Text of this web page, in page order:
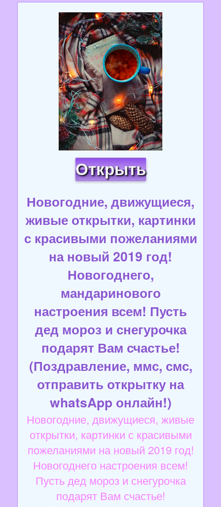
Открыть
Новогодние, движущиеся,
живые открытки, картинки
с красивыми пожеланиями
на новый 2019 год!
Новогоднего,
мандаринового
настроения всем! Пусть
дед мороз и снегурочка
подарят Вам счастье!
(Поздравление, ммс, смс,
отправить открытку на
whatsApp онлайн!)
Новогодние, движущиеся, живые
открытки, картинки с красивыми
пожеланиями на новый 2019 год!
Новогоднего настроения всем!
Пусть дед мороз и снегурочка
подарят Вам счастье!